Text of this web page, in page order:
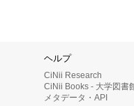
ヘルプ
CiNii Research
CiNii Books - 大学図書
メタデータ・API